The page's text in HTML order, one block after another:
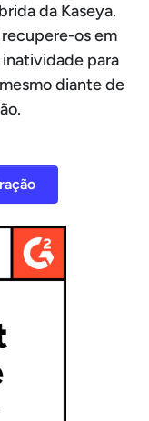
da Kaseya.
os em
para
diante de